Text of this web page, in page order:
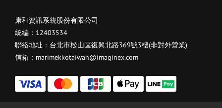
康和資訊系統股份有限公司
統編：12403534
聯絡地址：台北市松山區復興北路369號3樓(非對外營業)
信箱：marimekkotaiwan@imaginex.com